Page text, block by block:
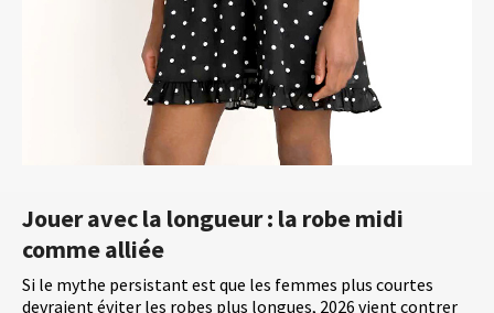
Jouer avec la longueur : la robe midi
comme alliée
Si le mythe persistant est que les femmes plus courtes
devraient éviter les robes plus longues, 2026 vient contrer